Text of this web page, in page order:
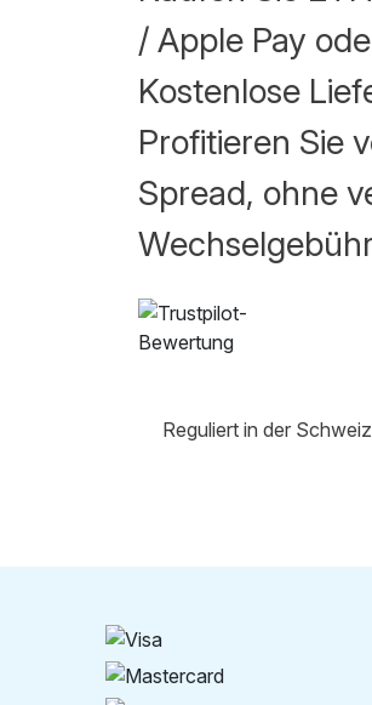
/ Apple Pay
Kostenlose
Profitieren Sie
Spread, ohne
Reguliert in der Schweiz